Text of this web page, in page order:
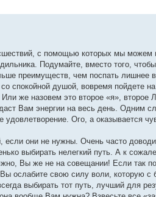
с помощью которых мы можем
Подумайте, вместо того,
преимуществ, чем поспать лишнее
спокойной душой, вовремя пойдете на
же назовем это второе «я»,
Вам энергии на весь день. Одним
удовлетворение. Ого, а оказывается
они не нужны. Очень часто
выбирать нелегкий путь. А к
Вы же не на совещании! Если так
Вы ослабите свою силу воли,
выбирать тот путь, лучший для